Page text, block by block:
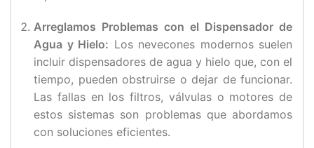
Arreglamos Problemas con el Dispensador de
Agua y Hielo: Los nevecones modernos suelen
incluir dispensadores de agua y hielo que, con el
tiempo, pueden obstruirse o dejar de funcionar.
Las fallas en los filtros, válvulas o motores de
estos sistemas son problemas que abordamos
con soluciones eficientes.